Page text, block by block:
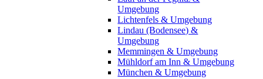
Umgebung
Lichtenfels & Umgebung
Lindau (Bodensee) &
Umgebung
Memmingen & Umgebung
Mühldorf am Inn & Umgebung
München & Umgebung